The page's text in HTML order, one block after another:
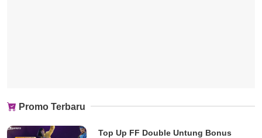
Promo Terbaru
Top Up FF Double Untung Bonus